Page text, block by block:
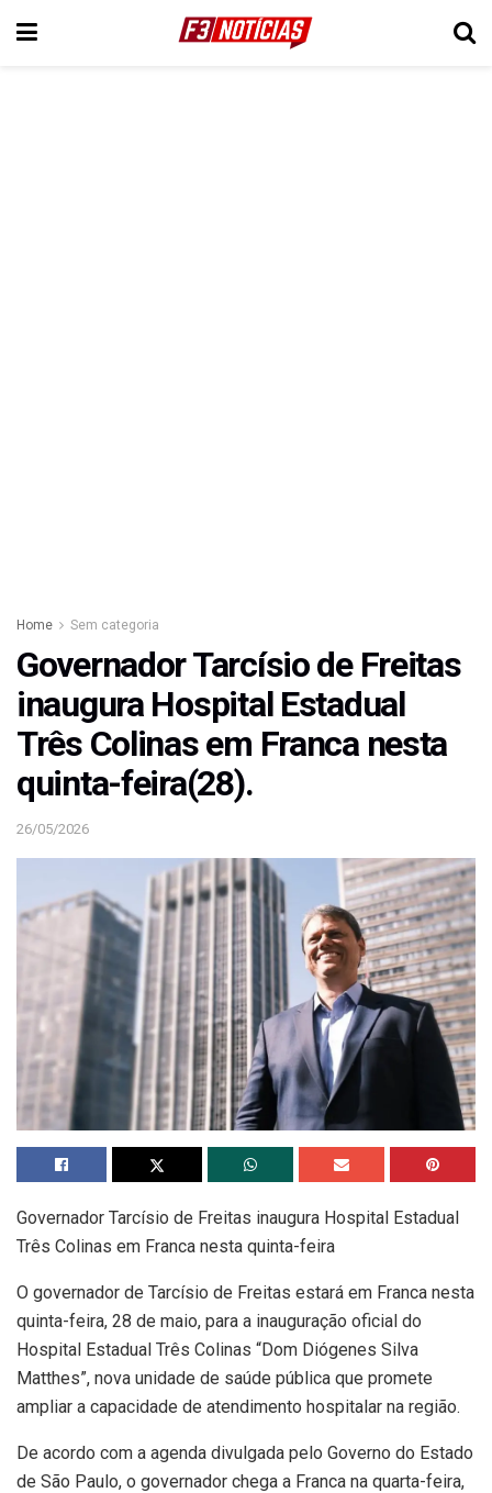
Home Sem categoria
Governador Tarcísio de Freitas
inaugura Hospital Estadual
Três Colinas em Franca nesta
quinta-feira(28).
26/05/2026
Governador Tarcísio de Freitas inaugura Hospital Estadual
Três Colinas em Franca nesta quinta-feira
O governador de Tarcísio de Freitas estará em Franca nesta
quinta-feira, 28 de maio, para a inauguração oficial do
Hospital Estadual Três Colinas “Dom Diógenes Silva
Matthes”, nova unidade de saúde pública que promete
ampliar a capacidade de atendimento hospitalar na região.
De acordo com a agenda divulgada pelo Governo do Estado
de São Paulo, o governador chega a Franca na quarta-feira,